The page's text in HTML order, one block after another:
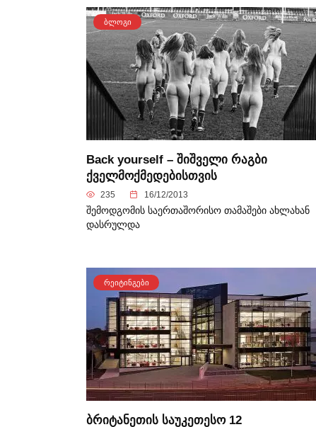
ᲑᲚᲝᲒᲘ
Back yourself – შიშველი რაგბი
ქველმოქმედებისთვის
235 16/12/2013
შემოდგომის საერთაშორისო თამაშები ახლახან
დასრულდა
ᲠᲔᲘᲢᲘᲜᲒᲔᲑᲘ
ბრიტანეთის საუკეთესო 12